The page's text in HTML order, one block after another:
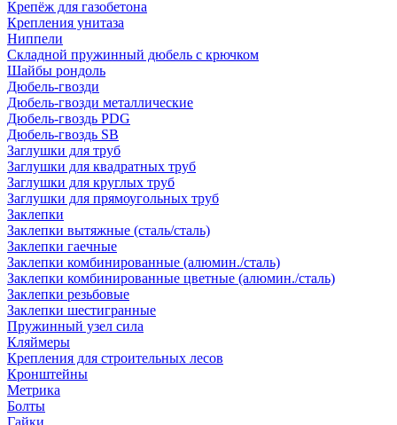
Крепёж для газобетона
Крепления унитаза
Ниппели
Складной пружинный дюбель с крючком
Шайбы рондоль
Дюбель-гвозди
Дюбель-гвозди металлические
Дюбель-гвоздь PDG
Дюбель-гвоздь SB
Заглушки для труб
Заглушки для квадратных труб
Заглушки для круглых труб
Заглушки для прямоугольных труб
Заклепки
Заклепки вытяжные (сталь/сталь)
Заклепки гаечные
Заклепки комбинированные (алюмин./сталь)
Заклепки комбинированные цветные (алюмин./сталь)
Заклепки резьбовые
Заклепки шестигранные
Пружинный узел сила
Кляймеры
Крепления для строительных лесов
Кронштейны
Метрика
Болты
Гайки